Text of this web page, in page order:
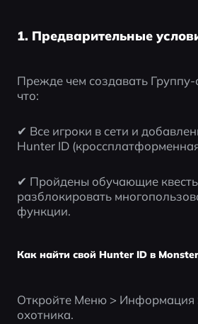
1. Предварительные
Прежде чем создавать Группу-
что:
✔ Все игроки в сети и
Hunter ID
✔ Пройдены обучающие
разблокировать
функции.
Как найти свой Hunter ID в
Откройте Меню >
охотника.